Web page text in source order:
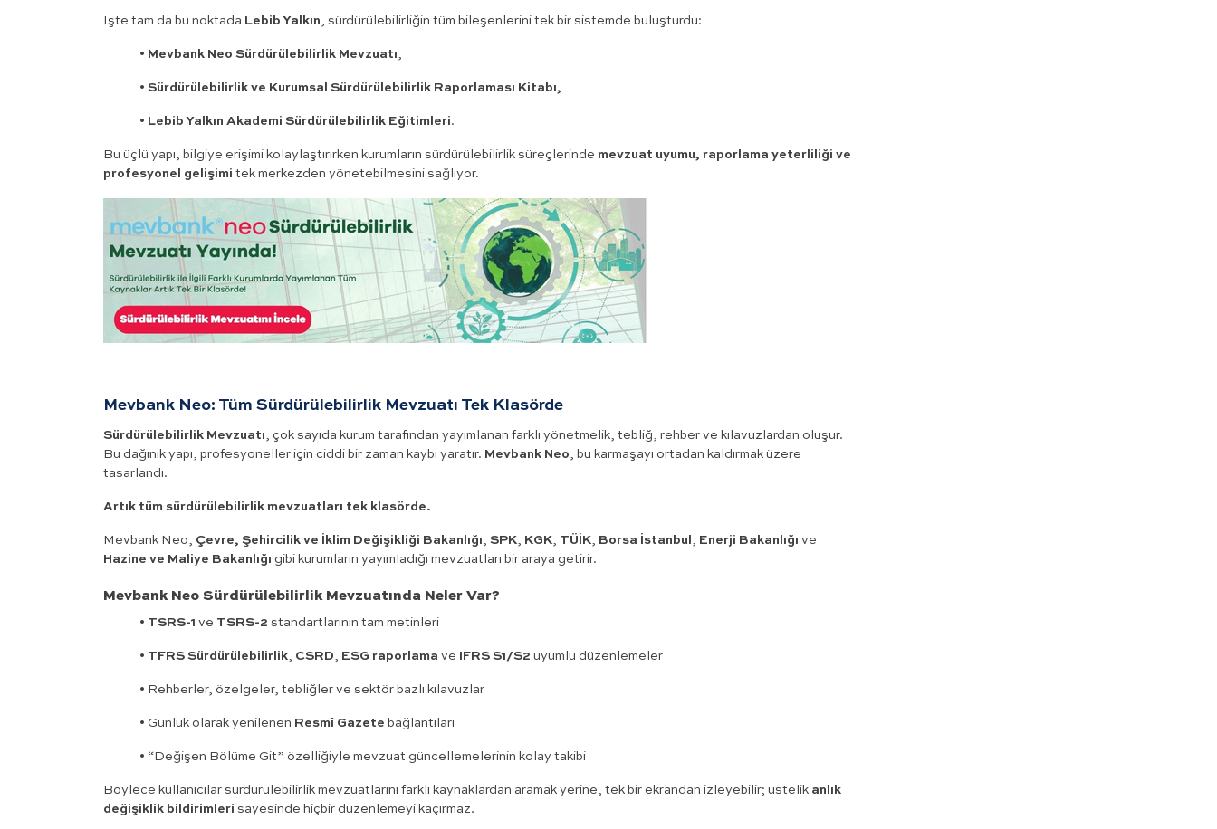
İşte tam da bu noktada Lebib Yalkın, sürdürülebilirliğin tüm bileşenlerini tek bir sistemde buluşturdu:
• Mevbank Neo Sürdürülebilirlik Mevzuatı,
• Sürdürülebilirlik ve Kurumsal Sürdürülebilirlik Raporlaması Kitabı,
• Lebib Yalkın Akademi Sürdürülebilirlik Eğitimleri.
Bu üçlü yapı, bilgiye erişimi kolaylaştırırken kurumların sürdürülebilirlik süreçlerinde mevzuat uyumu, raporlama yeterliliği ve
profesyonel gelişimi tek merkezden yönetebilmesini sağlıyor.
Mevbank Neo: Tüm Sürdürülebilirlik Mevzuatı Tek Klasörde
Sürdürülebilirlik Mevzuatı, çok sayıda kurum tarafından yayımlanan farklı yönetmelik, tebliğ, rehber ve kılavuzlardan oluşur.
Bu dağınık yapı, profesyoneller için ciddi bir zaman kaybı yaratır. Mevbank Neo, bu karmaşayı ortadan kaldırmak üzere
tasarlandı.
Artık tüm sürdürülebilirlik mevzuatları tek klasörde.
Mevbank Neo, Çevre, Şehircilik ve İklim Değişikliği Bakanlığı, SPK, KGK, TÜİK, Borsa İstanbul , Enerji Bakanlığı ve
Hazine ve Maliye Bakanlığı gibi kurumların yayımladığı mevzuatları bir araya getirir.
Mevbank Neo Sürdürülebilirlik Mevzuatında Neler Var?
• TSRS-1 ve TSRS-2 standartlarının tam metinleri
• TFRS Sürdürülebilirlik, CSRD, ESG raporlama ve IFRS S1/S2 uyumlu düzenlemeler
• Rehberler, özelgeler, tebliğler ve sektör bazlı kılavuzlar
• Günlük olarak yenilenen Resmî Gazete bağlantıları
• “Değişen Bölüme Git” özelliğiyle mevzuat güncellemelerinin kolay takibi
Böylece kullanıcılar sürdürülebilirlik mevzuatlarını farklı kaynaklardan aramak yerine, tek bir ekrandan izleyebilir; üstelik anlık
değişiklik bildirimleri sayesinde hiçbir düzenlemeyi kaçırmaz.